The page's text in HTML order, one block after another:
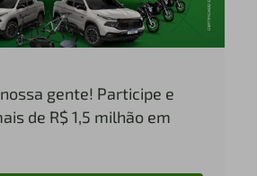
gente! Participe e
de R$ 1,5 milhão em